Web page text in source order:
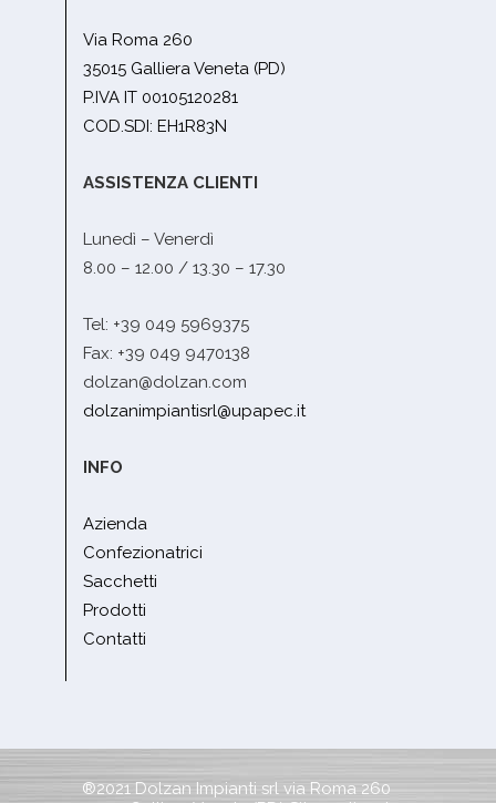
Via Roma 260
35015 Galliera Veneta (PD)
P.IVA IT 00105120281
COD.SDI: EH1R83N
ASSISTENZA CLIENTI
Lunedì – Venerdì
8.00 – 12.00 / 13.30 – 17.30
Tel: +39 049 5969375
Fax: +39 049 9470138
dolzan@dolzan.com
dolzanimpiantisrl@upapec.it
INFO
Azienda
Confezionatrici
Sacchetti
Prodotti
Contatti
®2021 Dolzan Impianti srl via Roma 260